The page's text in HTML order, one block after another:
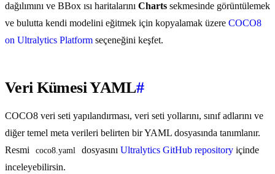
dağılımını ve BBox ısı haritalarını Charts sekmesinde görüntülemek
ve bulutta kendi modelini eğitmek için kopyalamak üzere COCO8
on Ultralytics Platform seçeneğini keşfet.
Veri Kümesi YAML#
COCO8 veri seti yapılandırması, veri seti yollarını, sınıf adlarını ve
diğer temel meta verileri belirten bir YAML dosyasında tanımlanır.
Resmi
coco8.yaml dosyasını Ultralytics GitHub repository içinde
inceleyebilirsin.